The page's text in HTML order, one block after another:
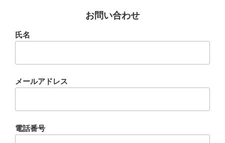
お問い合わせ
氏名
メールアドレス
電話番号